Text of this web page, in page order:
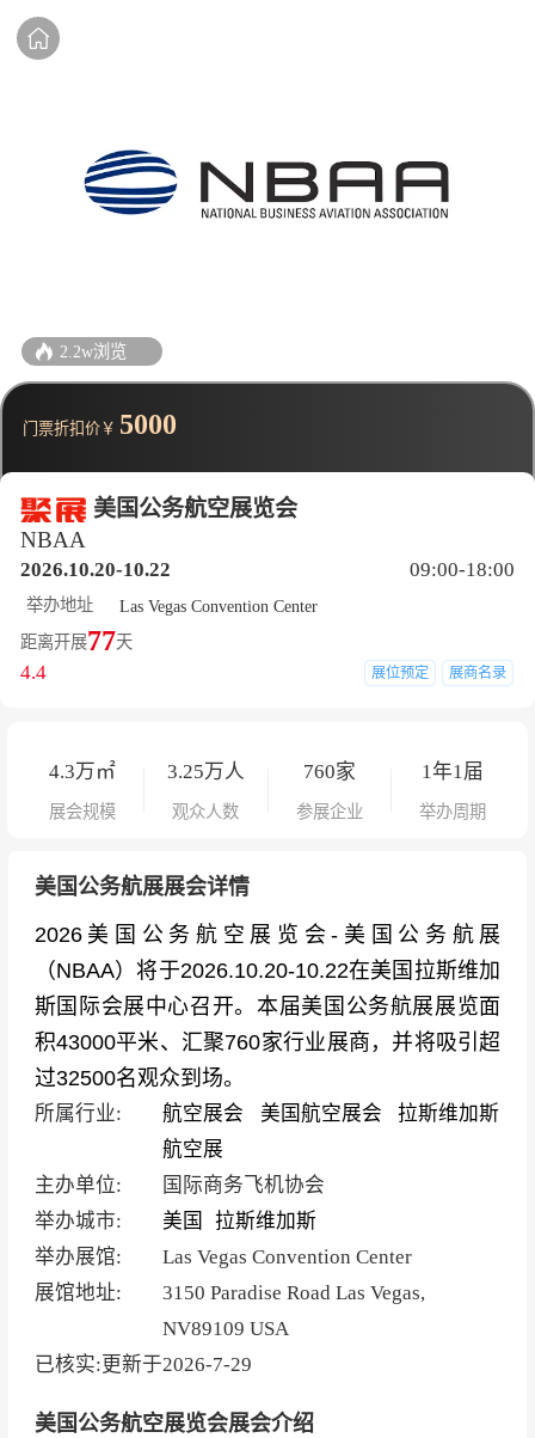
美国公务航空展览会
NBAA
2026.10.20-10.22 09:00-18:00
举办地址
Las Vegas Convention Center
距离开展77天
4.4 展位预定 展商名录
4.3万㎡
展会规模
3.25万人
观众人数
760家
参展企业
1年1届
举办周期
2.2w浏览
门票折扣价￥ 5000
美国公务航展展会详情
2026美国公务航空展览会-美国公务航展
（NBAA）将于2026.10.20-10.22在美国拉斯维加
斯国际会展中心召开。本届美国公务航展展览面
积43000平米、汇聚760家行业展商，并将吸引超
过32500名观众到场。
所属行业: 航空展会 美国航空展会
拉斯维加斯
航空展
主办单位:
国际商务飞机协会
举办城市:
美国
拉斯维加斯
举办展馆:
Las Vegas Convention Center
展馆地址:
3150 Paradise Road Las Vegas,
NV89109 USA
已核实:更新于2026-7-29
美国公务航空展览会展会介绍